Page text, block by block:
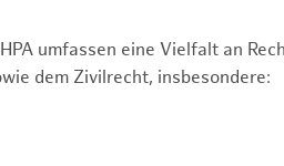
umfassen eine Vielfalt an
dem Zivilrecht, insbesondere: